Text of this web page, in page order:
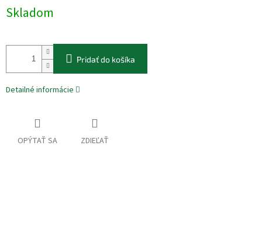
cena:
Skladom
Pridať do košíka
Detailné informácie
OPÝTAŤ SA ZDIEĽAŤ